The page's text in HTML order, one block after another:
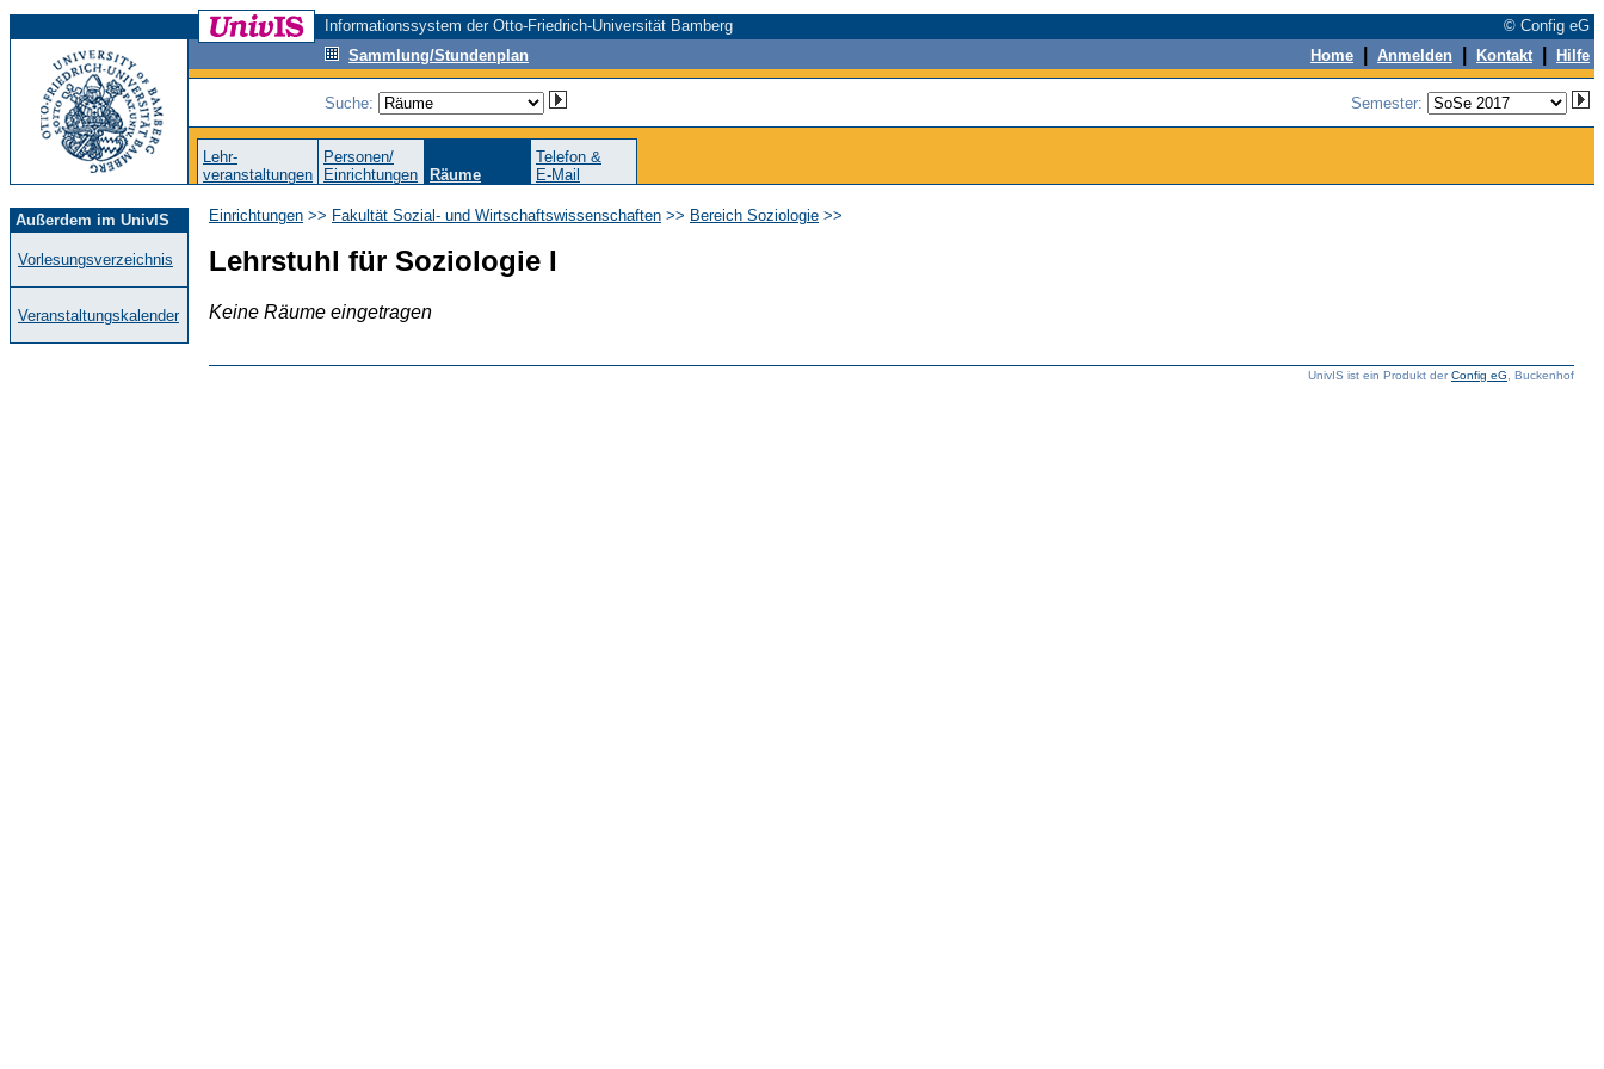
Informationssystem der Otto-Friedrich-Universität Bamberg
© Config eG
Sammlung/Stundenplan
Home Anmelden Kontakt Hilfe
Suche: Semester:
Lehr-
veranstaltungen
Personen/
Einrichtungen
Räume
Telefon &
E-Mail
Außerdem im UnivIS
Vorlesungsverzeichnis
Veranstaltungskalender
Einrichtungen >> Fakultät Sozial- und Wirtschaftswissenschaften >> Bereich Soziologie >>
Lehrstuhl für Soziologie I
Keine Räume eingetragen
UnivIS ist ein Produkt derConfig eG , Buckenhof